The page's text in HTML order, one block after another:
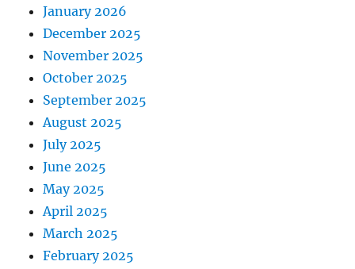
January 2026
December 2025
November 2025
October 2025
September 2025
August 2025
July 2025
June 2025
May 2025
April 2025
March 2025
February 2025